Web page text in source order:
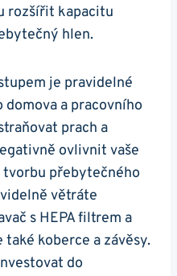
rozšířit kapacitu
hlen.
je pravidelné
a pracovního
prach a​
ovlivnit vaše
​přebytečného
větráte
s ⁣HEPA ⁣filtrem‍ a
koberce a závěsy.⁣
do